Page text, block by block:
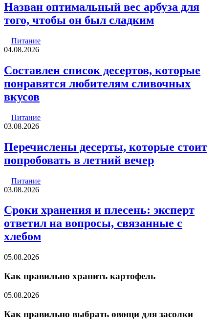
Назван оптимальный вес арбуза для
того, чтобы он был сладким
Питание
04.08.2026
Составлен список десертов, которые
понравятся любителям сливочных
вкусов
Питание
03.08.2026
Перечислены десерты, которые стоит
попробовать в летний вечер
Питание
03.08.2026
Сроки хранения и плесень: эксперт
ответил на вопросы, связанные с
хлебом
05.08.2026
Как правильно хранить картофель
05.08.2026
Как правильно выбрать овощи для засолки